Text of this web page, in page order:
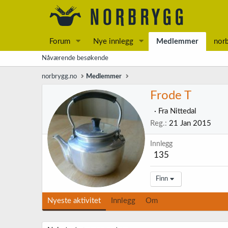
Forum Nye innlegg Medlemmer
Nåværende besøkende
norbrygg.no Medlemmer
Frode T
· Fra Nittedal
Reg. 21 Jan 2015
Innlegg
135
Finn
Nyeste aktivitet Innlegg Om